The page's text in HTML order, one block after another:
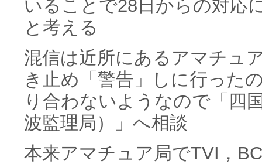
いることで28日からの対応
と考える
混信は近所にあるアマチュ
き止め「警告」しに行った
り合わないようなので「四
波監理局）」へ相談
本来アマチュア局でTVI，